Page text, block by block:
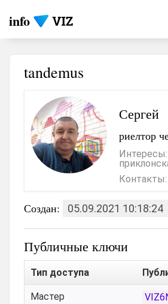
info
tandemus
Сергей
риелтор
Контакты:
Создан: 05.09.2021 10:18:24
Публичные ключи
Тип доступа
Мастер